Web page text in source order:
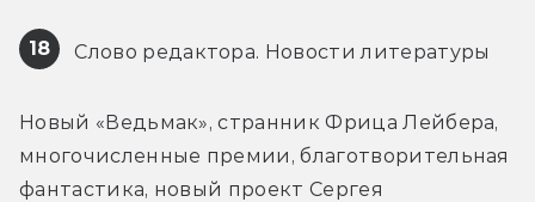
18 Слово редактора. Новости литературы
Новый «Ведьмак», странник Фрица Лейбера,
многочисленные премии, благотворительная
фантастика, новый проект Сергея